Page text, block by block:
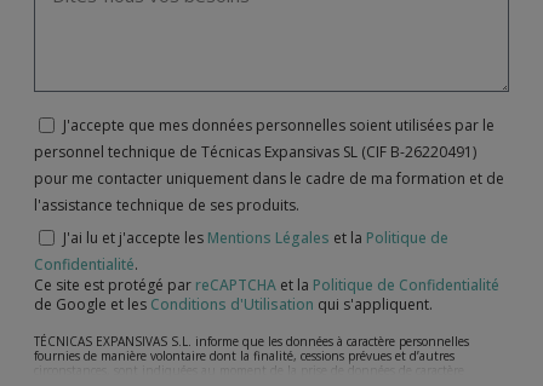
J'accepte que mes données personnelles soient utilisées par le
personnel technique de Técnicas Expansivas SL (CIF B-26220491)
pour me contacter uniquement dans le cadre de ma formation et de
l'assistance technique de ses produits.
J'ai lu et j'accepte les Mentions Légales et la Politique de
Confidentialité.
Ce site est protégé par reCAPTCHA et la Politique de Confidentialité
de Google et les Conditions d'Utilisation qui s'appliquent.
TÉCNICAS EXPANSIVAS S.L. informe que les données à caractère personnelles
fournies de manière volontaire dont la finalité, cessions prévues et d’autres
circonstances, sont indiquées au moment de la prise de données de caractère